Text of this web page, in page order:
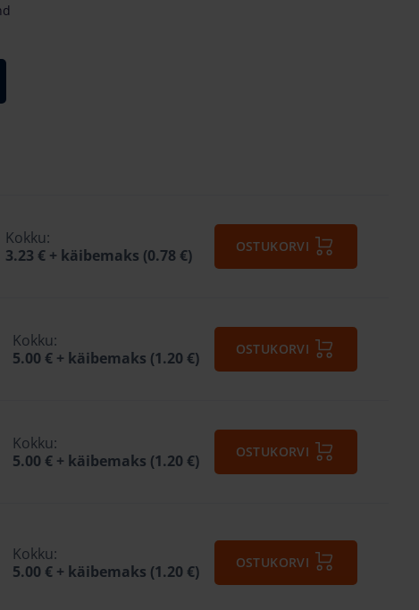
Kokku:
3.23 € + käibemaks (0.78 €) OSTUKORVI
Kokku:
5.00 €+ käibemaks (1.20 €) OSTUKORVI
Kokku:
5.00 €+ käibemaks (1.20 €) OSTUKORVI
Kokku:
5.00 €+ käibemaks (1.20 €) OSTUKORVI